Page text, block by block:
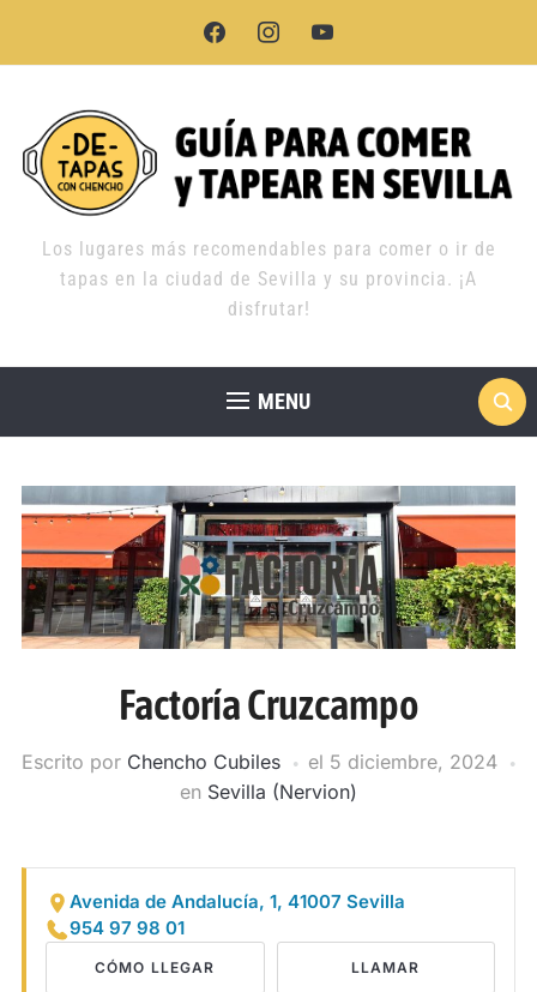
facebook instagramyoutube
Los lugares más recomendables para comer o ir de
tapas en la ciudad de Sevilla y su provincia. ¡A
disfrutar!
MENU
Factoría Cruzcampo
Escrito por Chencho Cubiles el 5 diciembre, 2024
en Sevilla (Nervion)
Avenida de Andalucía, 1, 41007 Sevilla
954 97 98 01
CÓMO LLEGAR LLAMAR